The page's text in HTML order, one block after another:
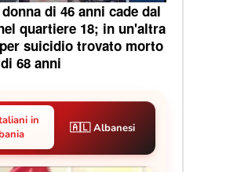
di 46 anni cade dal
quartiere 18; in un'altra
suicidio trovato morto
68 anni
in
🇦🇱 Albanesi